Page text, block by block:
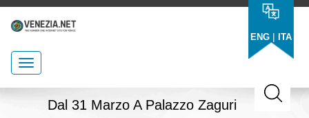
ENG | ITA
Dal 31 Marzo A Palazzo Zaguri